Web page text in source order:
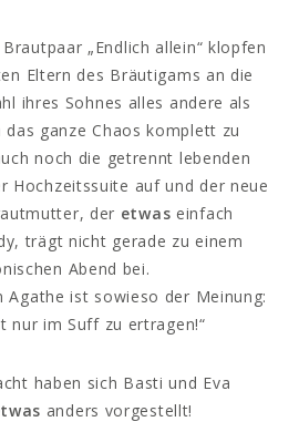
„Endlich allein“ klopfen
Eltern des Bräutigams an die
ihres Sohnes alles andere als
das ganze Chaos komplett zu
noch die getrennt lebenden
Hochzeitssuite auf und der neue
der etwas einfach
trägt nicht gerade zu einem
Abend bei.
Agathe ist sowieso der Meinung:
nur im Suff zu ertragen!“
haben sich Basti und Eva
anders vorgestellt!